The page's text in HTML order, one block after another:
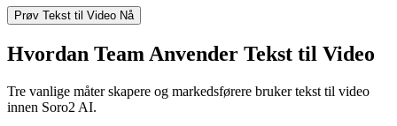
Prøv Tekst til Video Nå
Hvordan Team Anvender Tekst til Video
Tre vanlige måter skapere og markedsførere bruker tekst til video
innen Soro2 AI.